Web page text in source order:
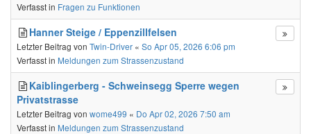
Verfasst in Fragen zu Funktionen
Hanner Steige / Eppenzillfelsen
Letzter Beitrag von Twin-Driver « So Apr 05, 2026 6:06 pm
Verfasst in Meldungen zum Strassenzustand
Kaiblingerberg - Schweinsegg Sperre wegen
Privatstrasse
Letzter Beitrag von wome499 « Do Apr 02, 2026 7:50 am
Verfasst in Meldungen zum Strassenzustand